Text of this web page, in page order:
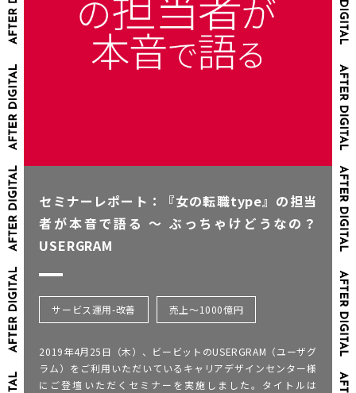
セミナーレポート：『女の転職type』の担当
者が本音で語る 〜 ぶっちゃけどうなの？
USERGRAM
サービス運用-改善 売上～1000億円
2019年4月25日（木）、ビービットのUSERGRAM（ユーザグ
ラム）をご利用いただいているキャリアデザインセンター様
にご登壇いただくセミナーを実施しました。タイトルは